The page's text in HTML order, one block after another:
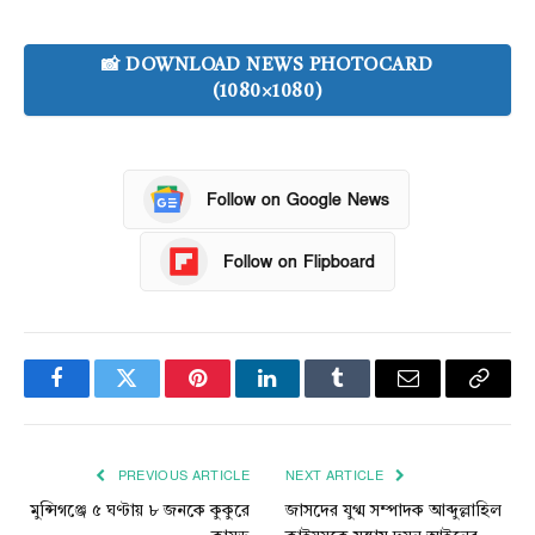
📸 DOWNLOAD NEWS PHOTOCARD
(1080×1080)
Follow on Google News
Follow on Flipboard
FacebookTwitter PinterestLinkedInTumblr Email
Copy
PREVIOUS ARTICLE
মুন্সিগঞ্জে ৫ ঘণ্টায় ৮ জনকে কুকুরে
NEXT ARTICLE
জাসদের যুগ্ম সম্পাদক আব্দুল্লাহিল